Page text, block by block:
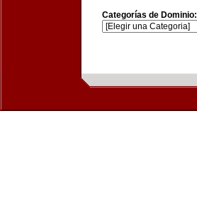
Categorías de Dominio: